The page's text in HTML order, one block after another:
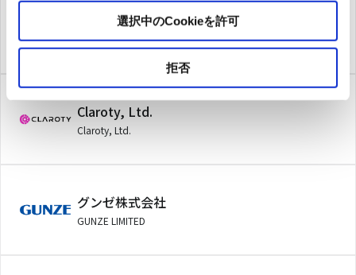
選択中のCookieを許可
拒否
CoolAutomation
CoolAutomation Ltd.
Claroty, Ltd.
Claroty, Ltd.
グンゼ株式会社
GUNZE LIMITED